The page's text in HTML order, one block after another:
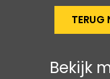
TERUG
Bekijk